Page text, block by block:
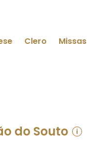
Clero Missas
do Souto